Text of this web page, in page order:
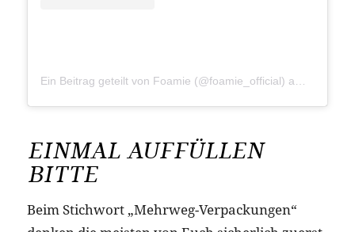
Ein Beitrag geteilt von Foamie (@foamie_official) am
EINMAL AUFFÜLLEN
BITTE
Beim Stichwort „Mehrweg-Verpackungen“